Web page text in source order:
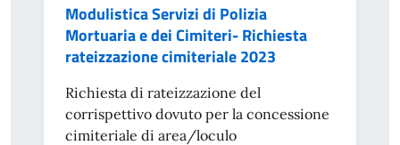
Modulistica Servizi di Polizia
Mortuaria e dei Cimiteri- Richiesta
rateizzazione cimiteriale 2023
Richiesta di rateizzazione del
corrispettivo dovuto per la concessione
cimiteriale di area/loculo